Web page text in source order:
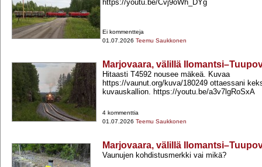
https://youtu.be/Cvj9oWh_DYg
Ei kommentteja
01.07.2026 Teemu Saukkonen
Marjovaara, välillä
Hitaasti T4592 nousee mäkeä. Kuvaa
https://vaunut.org/kuva/180249 ottaessani
kuvauskallion. https://youtu.be/a3v7lgRoSxA
4 kommenttia
01.07.2026 Teemu Saukkonen
Marjovaara, välillä
Vaunujen kohdistusmerkki vai mikä?